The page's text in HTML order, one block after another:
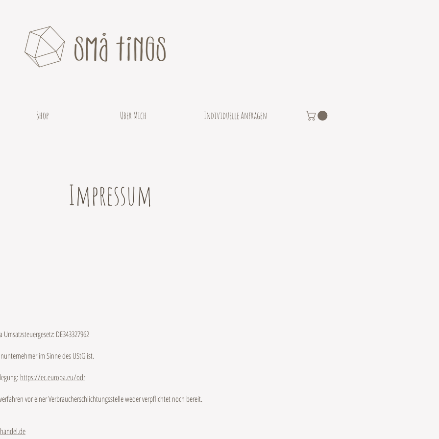
Shop Über Mich Individuelle Anfragen
Impressum
DE343327962
im Sinne des UStG ist.
https://ec.europa.eu/odr
vor einer Verbraucherschlichtungsstelle weder verpflichtet noch bereit.